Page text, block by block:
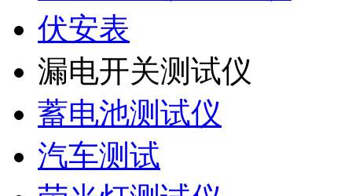
伏安表
漏电开关测试仪
蓄电池测试仪
汽车测试